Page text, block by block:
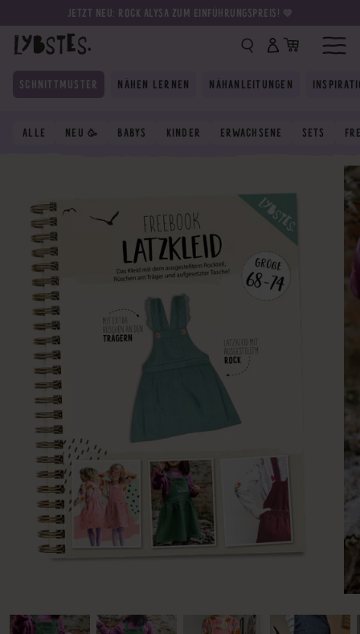
JETZT NEU: ROCK ALYSA ZUM EINFÜHRUNGSPREIS! 💛
SCHNITTMUSTER
ALLE NEU 🥳 BABYS KINDER ERWACHSENE SETS
NÄHEN LERNEN NÄHANLEITUNGEN